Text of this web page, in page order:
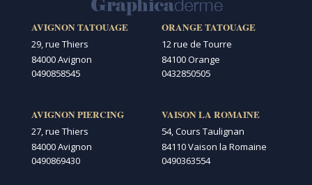
AVIGNON TATOUAGE
29, rue Thiers
84000 Avignon
0490858545
AVIGNON PIERCING
27, rue Thiers
84000 Avignon
0490869430
ORANGE TATOUAGE
12 rue de Tourre
84100 Orange
0432850505
VAISON LA ROMAINE
54, Cours Taulignan
84110 Vaison la Romaine
0490363554